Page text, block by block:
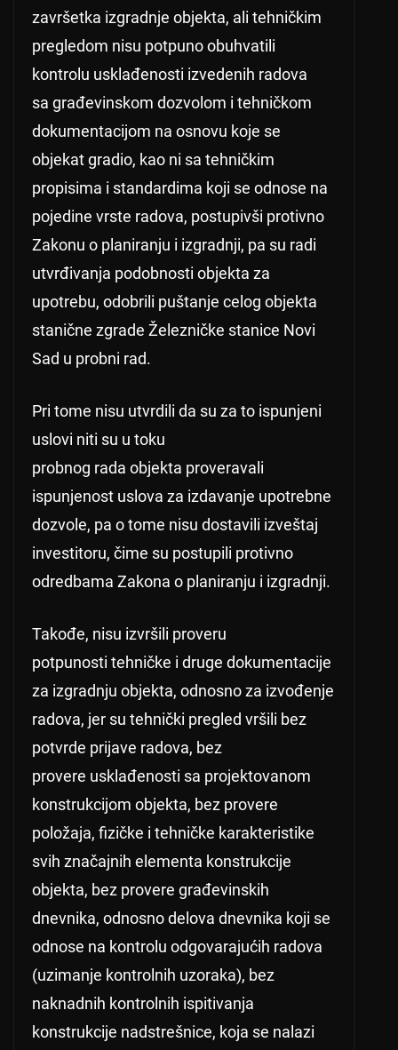
završetka izgradnje objekta, ali tehničkim
pregledom nisu potpuno obuhvatili
kontrolu usklađenosti izvedenih radova
sa građevinskom dozvolom i tehničkom
dokumentacijom na osnovu koje se
objekat gradio, kao ni sa tehničkim
propisima i standardima koji se odnose na
pojedine vrste radova, postupivši protivno
Zakonu o planiranju i izgradnji, pa su radi
utvrđivanja podobnosti objekta za
upotrebu, odobrili puštanje celog objekta
stanične zgrade Železničke stanice Novi
Sad u probni rad.
Pri tome nisu utvrdili da su za to ispunjeni
uslovi niti su u toku
probnog rada objekta proveravali
ispunjenost uslova za izdavanje upotrebne
dozvole, pa o tome nisu dostavili izveštaj
investitoru, čime su postupili protivno
odredbama Zakona o planiranju i izgradnji.
Takođe, nisu izvršili proveru
potpunosti tehničke i druge dokumentacije
za izgradnju objekta, odnosno za izvođenje
radova, jer su tehnički pregled vršili bez
potvrde prijave radova, bez
provere usklađenosti sa projektovanom
konstrukcijom objekta, bez provere
položaja, fizičke i tehničke karakteristike
svih značajnih elementa konstrukcije
objekta, bez provere građevinskih
dnevnika, odnosno delova dnevnika koji se
odnose na kontrolu odgovarajućih radova
(uzimanje kontrolnih uzoraka), bez
naknadnih kontrolnih ispitivanja
konstrukcije nadstrešnice, koja se nalazi